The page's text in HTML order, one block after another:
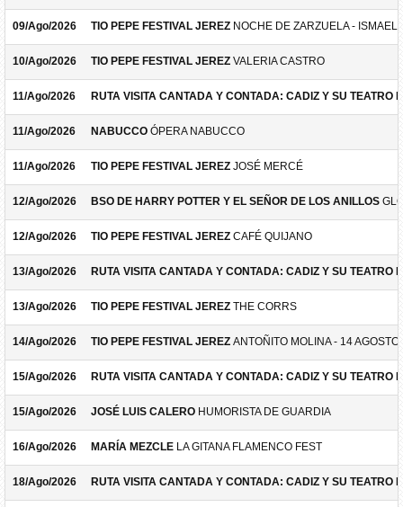
09/Ago/2026 TIO PEPE FESTIVAL JEREZ NOCHE DE ZARZUELA -
10/Ago/2026 TIO PEPE FESTIVAL JEREZ VALERIA CASTRO
11/Ago/2026 RUTA VISITA CANTADA Y CONTADA: CADIZ Y SU TEATRO
11/Ago/2026 NABUCCO ÓPERA NABUCCO
11/Ago/2026 TIO PEPE FESTIVAL JEREZ JOSÉ MERCÉ
12/Ago/2026 BSO DE HARRY POTTER Y EL SEÑOR DE LOS ANILLOS
12/Ago/2026 TIO PEPE FESTIVAL JEREZ CAFÉ QUIJANO
13/Ago/2026 RUTA VISITA CANTADA Y CONTADA: CADIZ Y SU TEATRO
13/Ago/2026 TIO PEPE FESTIVAL JEREZ THE CORRS
14/Ago/2026 TIO PEPE FESTIVAL JEREZ ANTOÑITO MOLINA - 14 AGOSTO
15/Ago/2026 RUTA VISITA CANTADA Y CONTADA: CADIZ Y SU TEATRO
15/Ago/2026 JOSÉ LUIS CALERO HUMORISTA DE GUARDIA
16/Ago/2026 MARÍA MEZCLE LA GITANA FLAMENCO FEST
18/Ago/2026 RUTA VISITA CANTADA Y CONTADA: CADIZ Y SU TEATRO